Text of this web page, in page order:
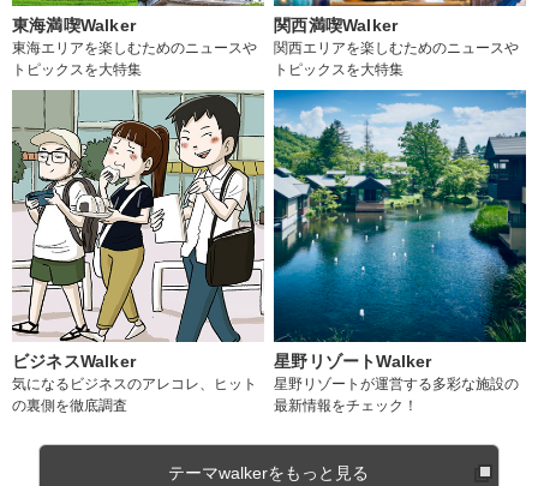
東海満喫Walker
東海エリアを楽しむためのニュースや
トピックスを大特集
関西満喫Walker
関西エリアを楽しむためのニュースや
トピックスを大特集
ビジネスWalker
気になるビジネスのアレコレ、ヒット
の裏側を徹底調査
星野リゾートWalker
星野リゾートが運営する多彩な施設の
最新情報をチェック！
テーマwalkerをもっと見る